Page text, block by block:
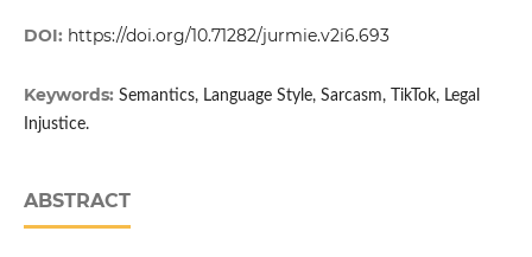
DOI: https://doi.org/10.71282/jurmie.v2i6.693
Keywords: Semantics, Language Style, Sarcasm, TikTok, Legal
Injustice.
ABSTRACT